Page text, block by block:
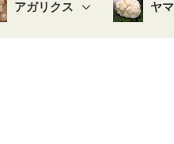
アガリクス ヤ